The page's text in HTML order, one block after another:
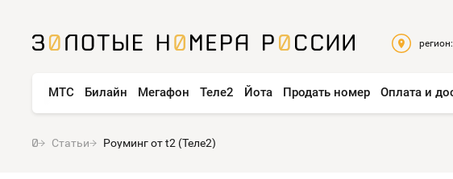
регион:
МТС Билайн Мегафон Теле2 Йота Продать номер Оплата и
Статьи Роуминг от t2 (Теле2)